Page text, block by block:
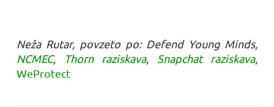
Neža Rutar, povzeto po: Defend Young Minds,
NCMEC, Thorn raziskava, Snapchat raziskava,
WeProtect